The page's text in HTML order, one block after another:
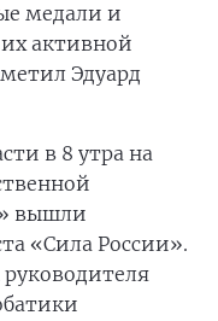
медали и
активной
Эдуард
в 8 утра на
вышли
«Сила России».